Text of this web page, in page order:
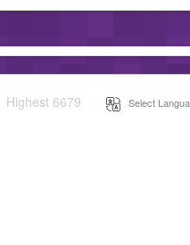
Highest 6679 Select